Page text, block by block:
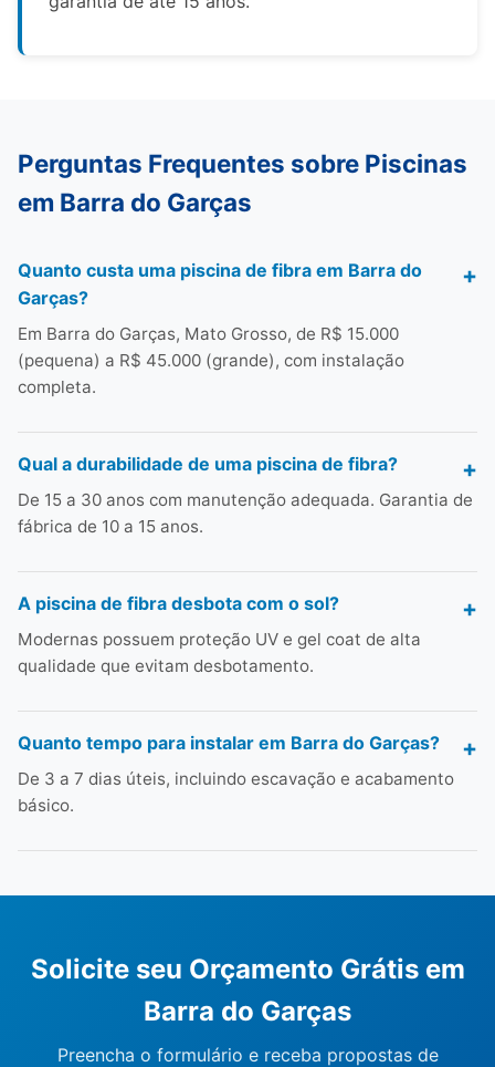
Perguntas Frequentes sobre Piscinas
em Barra do Garças
Quanto custa uma piscina de fibra em Barra do
Garças?
Em Barra do Garças, Mato Grosso, de R$ 15.000
(pequena) a R$ 45.000 (grande), com instalação
completa.
Qual a durabilidade de uma piscina de fibra?
De 15 a 30 anos com manutenção adequada. Garantia de
fábrica de 10 a 15 anos.
A piscina de fibra desbota com o sol?
Modernas possuem proteção UV e gel coat de alta
qualidade que evitam desbotamento.
Quanto tempo para instalar em Barra do Garças?
De 3 a 7 dias úteis, incluindo escavação e acabamento
básico.
Solicite seu Orçamento Grátis em
Barra do Garças
Preencha o formulário e receba propostas de